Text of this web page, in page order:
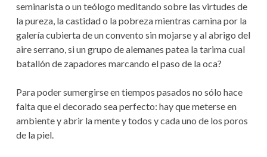
seminarista o un teólogo meditando sobre las virtudes de
la pureza, la castidad o la pobreza mientras camina por la
galería cubierta de un convento sin mojarse y al abrigo del
aire serrano, si un grupo de alemanes patea la tarima cual
batallón de zapadores marcando el paso de la oca?
Para poder sumergirse en tiempos pasados no sólo hace
falta que el decorado sea perfecto: hay que meterse en
ambiente y abrir la mente y todos y cada uno de los poros
de la piel.